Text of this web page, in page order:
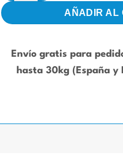
AÑADIR AL
Envío gratis para
hasta 30kg (España y